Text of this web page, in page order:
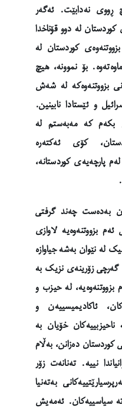
ڕووی نەدابێت. ئەگەر
لە دوو قۆناخدا
کوردستان لە
بۆ نموونە، هیچ
بزووتنەوەکە لە شەش
و ئێستادا نابینین.
بکەم کە مەبەستم لە
کۆی ئەکتەرە
پارچەیەی کوردستانە،
بەدەست چەند گرفتی
ئەم بزووتنەوەیە لاوازی
لە نێوان بەشە جیاوازە
گەرچی زۆرینەی نزیک بە
لە حیزب و
ئاکادیمیسییەن و
ناحیزبییەکان خۆیان بە
دەزانن، بەڵام
نییە. تەنانەت زۆر
بەتەنیا
سیاسییەکان. ئەمەیش